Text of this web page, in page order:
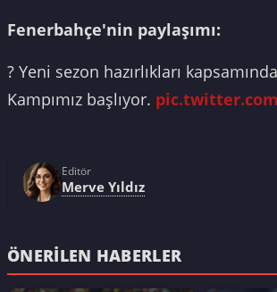
Fenerbahçe'nin paylaşımı:
? Yeni sezon hazırlıkları
Kampımız başlıyor.
Editör
Merve Yıldız
ÖNERILEN HABERLER